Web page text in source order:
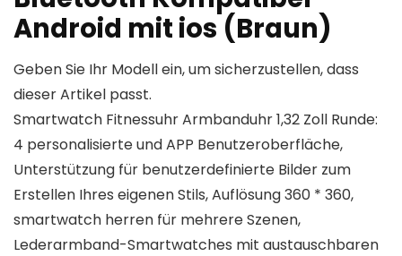
Android mit ios (Braun)
Geben Sie Ihr Modell ein, um sicherzustellen, dass
dieser Artikel passt.
Smartwatch Fitnessuhr Armbanduhr 1,32 Zoll Runde:
4 personalisierte und APP Benutzeroberfläche,
Unterstützung für benutzerdefinierte Bilder zum
Erstellen Ihres eigenen Stils, Auflösung 360 * 360,
smartwatch herren für mehrere Szenen,
Lederarmband-Smartwatches mit austauschbaren